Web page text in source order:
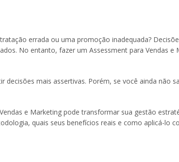
errada ou uma promoção inadequada?
No entanto, fazer um Assessment para Vendas e
decisões mais assertivas. Porém, se você ainda não
e Marketing pode transformar sua gestão
quais seus benefícios reais e como aplicá-lo